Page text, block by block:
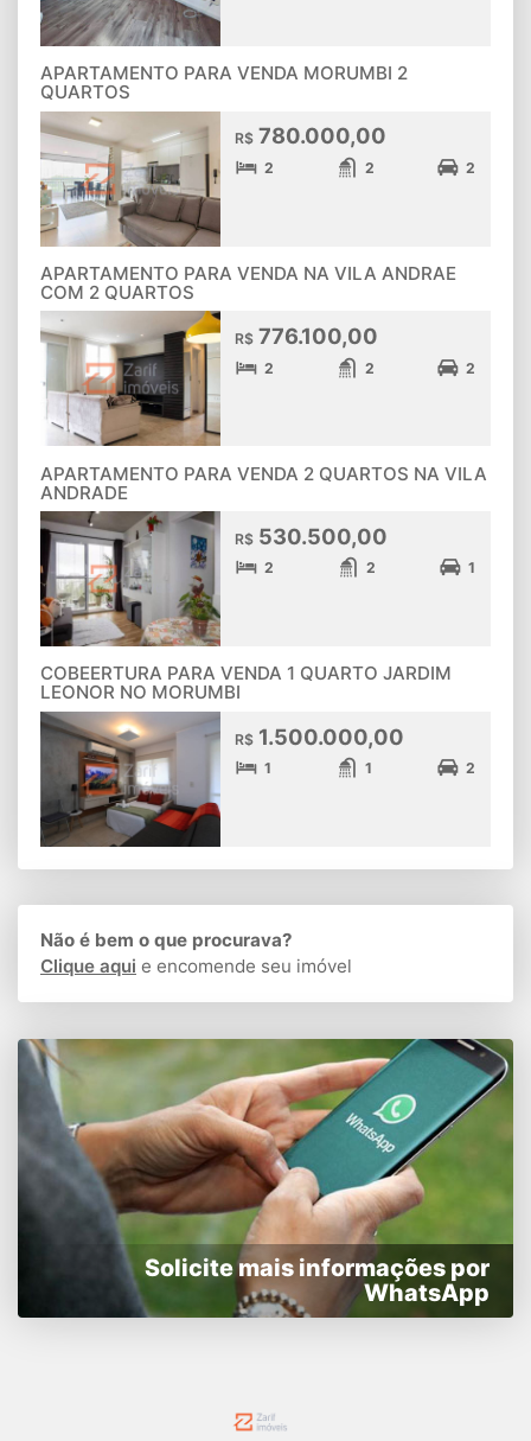
APARTAMENTO PARA VENDA MORUMBI 2
QUARTOS
R$ 780.000,00
2 2 2
APARTAMENTO PARA VENDA NA VILA ANDRAE
COM 2 QUARTOS
R$ 776.100,00
2 2 2
APARTAMENTO PARA VENDA 2 QUARTOS NA VILA
ANDRADE
R$ 530.500,00
2 2 1
COBEERTURA PARA VENDA 1 QUARTO JARDIM
LEONOR NO MORUMBI
R$ 1.500.000,00
1 1 2
Não é bem o que procurava?
Clique aqui e encomende seu imóvel
Solicite mais informações por
WhatsApp